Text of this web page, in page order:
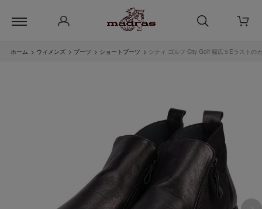
ホーム > ウィメンズ > ブーツ > ショートブーツ > シティ ゴルフ City Golf 幅広５Eラスト